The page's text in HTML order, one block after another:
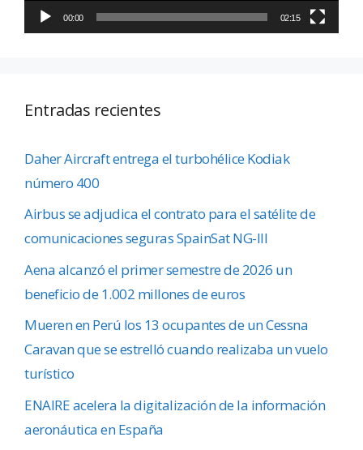
00:00 02:15
Entradas recientes
Daher Aircraft entrega el turbohélice Kodiak
número 400
Airbus se adjudica el contrato para el satélite de
comunicaciones seguras SpainSat NG-III
Aena alcanzó el primer semestre de 2026 un
beneficio de 1.002 millones de euros
Mueren en Perú los 13 ocupantes de un Cessna
Caravan que se estrelló cuando realizaba un vuelo
turístico
ENAIRE acelera la digitalización de la información
aeronáutica en España